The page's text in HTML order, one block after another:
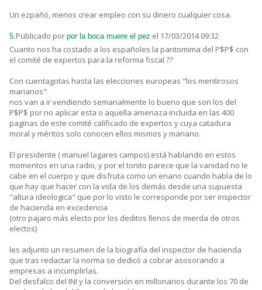
Un ezpañó, menos crear empleo con su dinero cualquier cosa.
5.Publicado por por la boca muere el pez el 17/03/2014 09:32
Cuanto nos ha costado a los españoles la pantomima del P$P$ con
el comité de expertos para la reforma fiscal ??
Con cuentagotas hasta las elecciones europeas "los mentirosos
marianos"
nos van a ir vendiendo semanalmente lo bueno que son los del
P$P$ por no aplicar esta o aquella amenaza incluida en las 400
paginas de este comité calificado de expertos y cuya catadura
moral y méritos solo conocen ellos mismos y mariano.
El presidente ( manuel lagares campos) está hablando en estos
momentos en una radio, y por el tonito parece que la vanidad no le
cabe en el cuerpo y que disfruta como un enano cuando habla de lo
que hay que hacer con la vida de los demás desde una supuesta
"altura ideologica" que por lo visto le corresponde por ser inspector
de hacienda en excedencia
(otro pajaro más electo por los deditos llenos de mierda de otros
electos)
les adjunto un resumen de la biografía del inspector de hacienda
que tras redactar la norma se dedicó a cobrar asosorando a
empresas a incumplirlas.
Del desfalco del INI y la conversión en millonarios durante los 70 de